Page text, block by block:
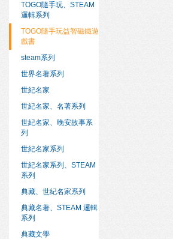
TOGO隨手玩、STEAM
邏輯系列
TOGO隨手玩益智磁鐵遊
戲書
steam系列
世界名著系列
世紀名家
世紀名家、名著系列
世紀名家、晚安故事系
列
世紀名家系列
世紀名家系列、STEAM
系列
典藏、世紀名家系列
典藏名著、STEAM 邏輯
系列
典藏文學